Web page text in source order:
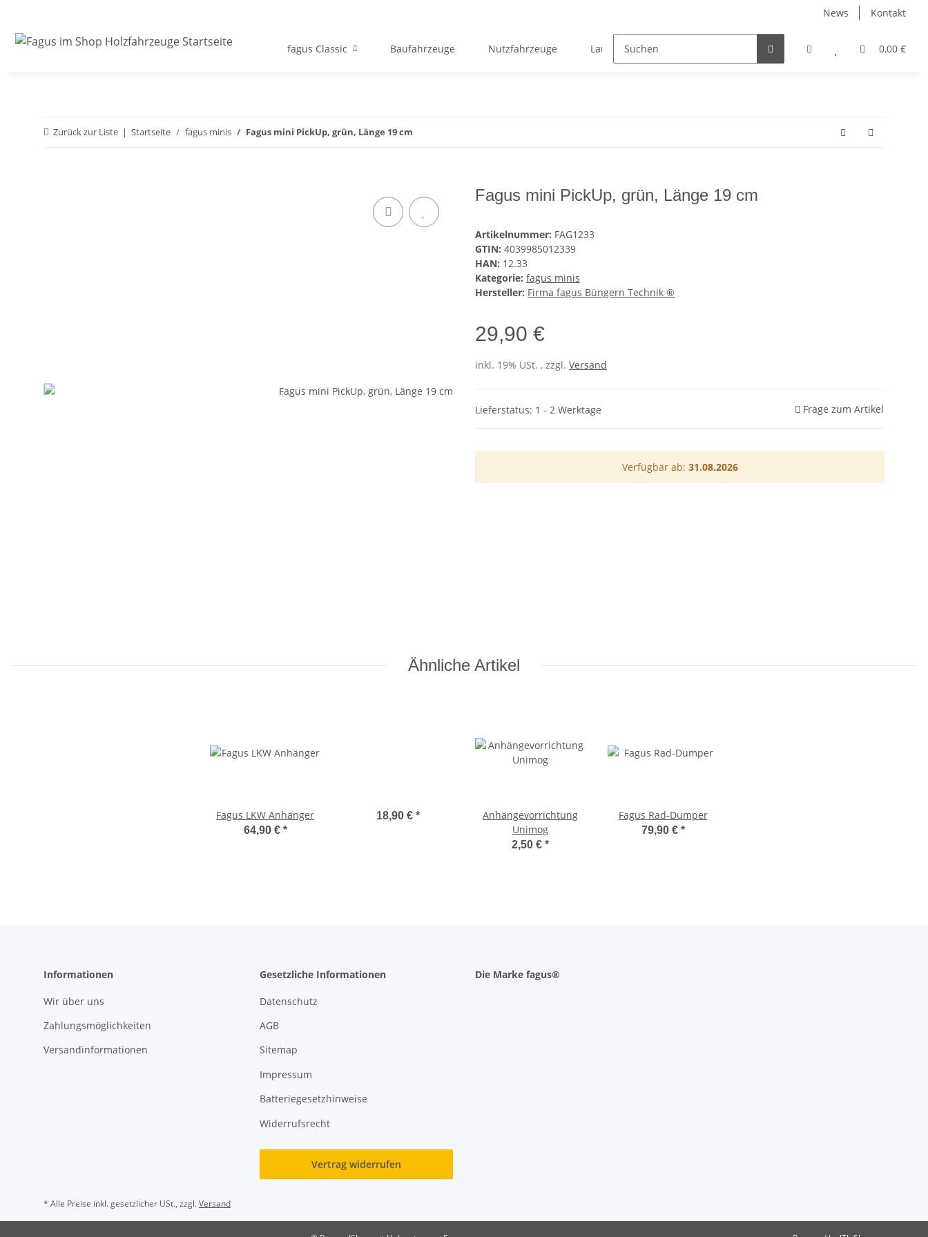
News Kontakt
0,00 €
fagus Classic Baufahrzeuge Nutzfahrzeuge Landwirtschaft Sets & Angebote
Zurück zur Liste Startseite fagus minis Fagus mini PickUp, grün, Länge 19 cm
Fagus mini PickUp, grün, Länge 19 cm
Artikelnummer: FAG1233
GTIN: 4039985012339
HAN: 12.33
Kategorie: fagus minis
Hersteller: Firma fagus Büngern Technik ®
29,90 €
inkl. 19% USt. , zzgl. Versand
Lieferstatus: 1 - 2 Werktage Frage zum Artikel
Verfügbar ab: 31.08.2026
Ähnliche Artikel
Fagus LKW Anhänger
64,90 € *
18,90 € *
Anhängevorrichtung
Unimog
2,50 € *
Fagus Rad-Dumper
79,90 € *
Informationen
Wir über uns
Zahlungsmöglichkeiten
Versandinformationen
Gesetzliche Informationen
Datenschutz
AGB
Sitemap
Impressum
Batteriegesetzhinweise
Widerrufsrecht
Vertrag widerrufen
Die Marke fagus®
* Alle Preise inkl. gesetzlicher USt., zzgl.Versand